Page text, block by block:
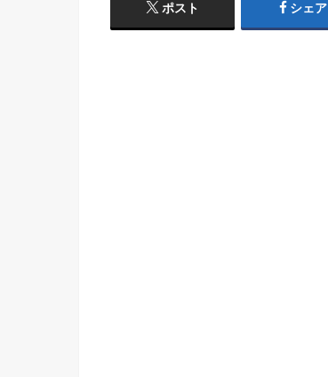
ポスト シェア